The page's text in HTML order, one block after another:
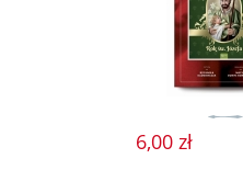
6,00 zł